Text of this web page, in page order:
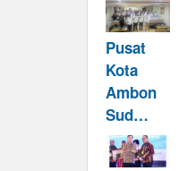
Pusat
Kota
Ambon
Sud…